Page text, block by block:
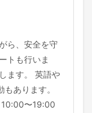
ら、安全を守
トも行いま
ます。 英語や
あります。
10:00〜19:00